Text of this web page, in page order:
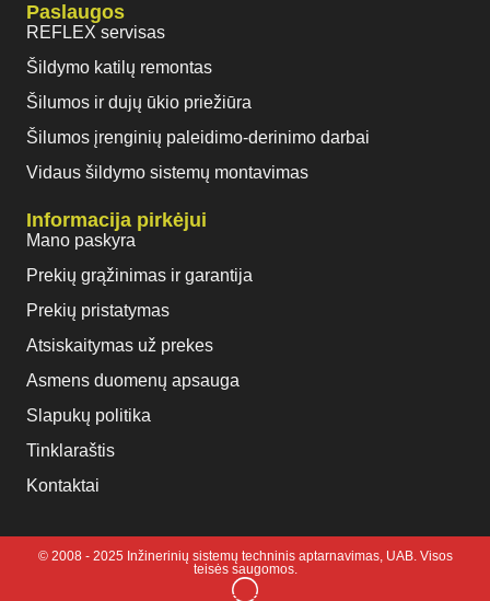
Paslaugos
REFLEX servisas
Šildymo katilų remontas
Šilumos ir dujų ūkio priežiūra
Šilumos įrenginių paleidimo-derinimo darbai
Vidaus šildymo sistemų montavimas
Informacija pirkėjui
Mano paskyra
Prekių grąžinimas ir garantija
Prekių pristatymas
Atsiskaitymas už prekes
Asmens duomenų apsauga
Slapukų politika
Tinklaraštis
Kontaktai
© 2008 - 2025 Inžinerinių sistemų techninis aptarnavimas, UAB. Visos
teisės saugomos.